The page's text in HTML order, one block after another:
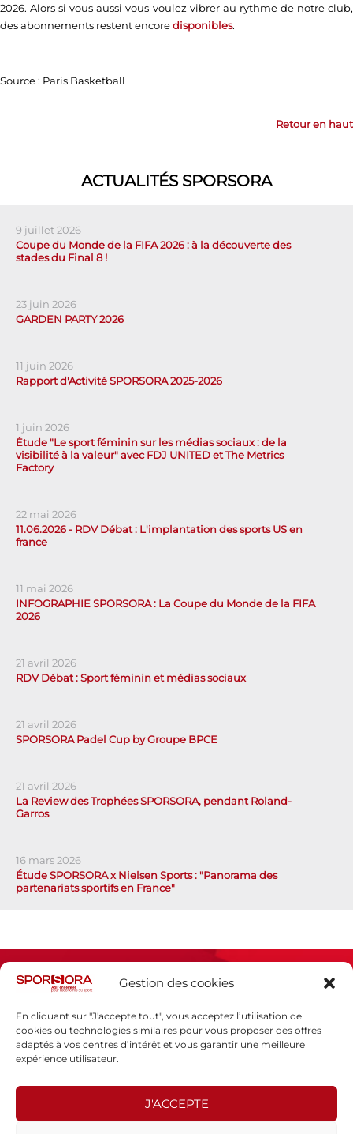
Gestion des cookies
En cliquant sur "J'accepte tout", vous acceptez l’utilisation de
cookies ou technologies similaires pour vous proposer des offres
adaptés à vos centres d’intérêt et vous garantir une meilleure
expérience utilisateur.
J'ACCEPTE
2026. Alors si vous aussi vous voulez vibrer au rythme de notre club,
des abonnements restent encoredisponibles.
Source : Paris Basketball
Retour en haut
ACTUALITÉS SPORSORA
9 juillet 2026
Coupe du Monde de la FIFA 2026 : à la découverte des
stades du Final 8 !
23 juin 2026
GARDEN PARTY 2026
11 juin 2026
Rapport d'Activité SPORSORA 2025-2026
1 juin 2026
Étude "Le sport féminin sur les médias sociaux : de la
visibilité à la valeur" avec FDJ UNITED et The Metrics
Factory
22 mai 2026
11.06.2026 - RDV Débat : L'implantation des sports US en
france
11 mai 2026
INFOGRAPHIE SPORSORA : La Coupe du Monde de la FIFA
2026
21 avril 2026
RDV Débat : Sport féminin et médias sociaux
21 avril 2026
SPORSORA Padel Cup by Groupe BPCE
21 avril 2026
La Review des Trophées SPORSORA, pendant Roland-
Garros
16 mars 2026
Étude SPORSORA x Nielsen Sports : "Panorama des
partenariats sportifs en France"
Espace presse
Politique de confidentialité